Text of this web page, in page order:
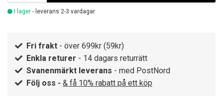
I lager - leverans 2-3 vardagar
Fri frakt - över 699kr (59kr)
Enkla returer - 14 dagars returrätt
Svanenmärkt leverans - med PostNord
Följ oss - & få 10% rabatt på ett köp